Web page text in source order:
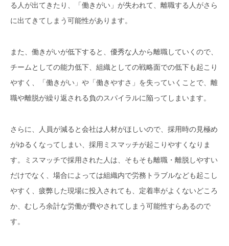
る人が出てきたり、「働きがい」が失われて、離職する人がさら
に出てきてしまう可能性があります。
また、働きがいが低下すると、優秀な人から離職していくので、
チームとしての能力低下、組織としての戦略面での低下も起こり
やすく、「働きがい」や「働きやすさ」を失っていくことで、離
職や離脱が繰り返される負のスパイラルに陥ってしまいます。
さらに、人員が減ると会社は人材がほしいので、採用時の見極め
がゆるくなってしまい、採用ミスマッチが起こりやすくなりま
す。ミスマッチで採用された人は、そもそも離職・離脱しやすい
だけでなく、場合によっては組織内で労務トラブルなども起こし
やすく、疲弊した現場に投入されても、定着率がよくないどころ
か、むしろ余計な労働が費やされてしまう可能性すらあるので
す。